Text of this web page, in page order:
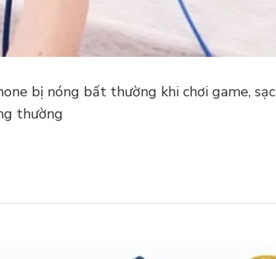
bị nóng bất thường khi chơi game, sạc
thường